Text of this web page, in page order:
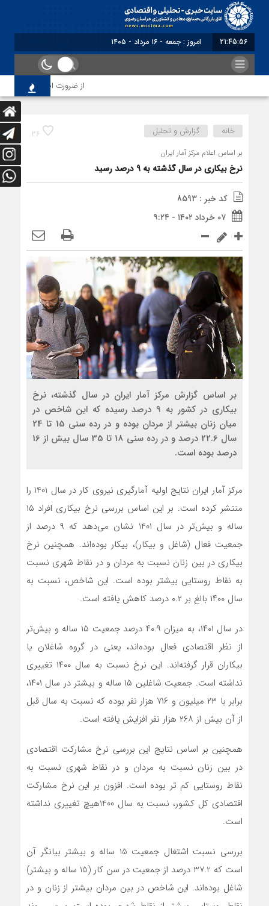
21:45:57 امروز : جمعه - ۱۶ مرداد - ۱۴۰۵
از ضرورت اصلاح رویه‌های
36 خانه گزارش و تحلیل
بر اساس اعلام مرکز آمار ایران
نرخ بیکاری در سال گذشته به 9 درصد رسید
کد خبر : 8593
۰۷ خرداد ۱۴۰۲ - ۹:۲۴
بر اساس گزارش مرکز آمار ایران در سال گذشته، نرخ
بیکاری در کشور به 9 درصد رسیده که این شاخص در
میان زنان بیشتر از مردان بوده و در رده سنی 15 تا 24
سال 22.6 درصد و در رده سنی 18 تا 35 سال بیش از 16
درصد بوده است.
مرکز آمار ایران نتایج اولیه آمارگیری نیروی کار در سال 1401 را
منتشر کرده است. بر این اساس بررسی نرخ بیکاری افراد ١۵
ساله و بیش‌تر در سال 1401 نشان می‌دهد که ٩ درصد از
جمعیت فعال (شاغل و بیکار)، بیکار بوده‌اند. همچنین نرخ
بیکاری در بین زنان نسبت به مردان و در نقاط شهری نسبت
به نقاط روستایی بیشتر بوده است. این شاخص، نسبت به
سال ١۴٠٠ بالغ بر ٠.٢ درصد کاهش یافته است.
در سال ١۴٠١، به میزان ۴٠.٩ درصد جمعیت ١۵ ساله و بیش‌تر
از نظر اقتصادی فعال بوده‌اند، یعنی در گروه شاغلان یا
بیکاران قرار گرفته‌اند. این نرخ نسبت به سال ١۴٠٠ تغییری
نداشته است. جمعیت شاغلین ١۵ ساله و بیشتر در سال ١۴٠١،
برابر با ٢٣ میلیون و ٧١۶ هزار نفر بوده که نسبت به سال قبل
از آن بیش از ٢۶٨ هزار نفر افزایش یافته است.
همچنین بر اساس نتایج این بررسی نرخ مشارکت اقتصادی
در بین زنان نسبت به مردان و در نقاط شهری نسبت به
نقاط روستایی کم تر بوده است. افزون بر این نرخ مشارکت
اقتصادی کل کشور، نسبت به سال 1400هیچ تغییری نداشته
است.
بررسی نسبت اشتغال جمعیت 15 ساله و بیشتر بیانگر آن
است که 37.2 درصد از جمعیت در سن کار (15 ساله و بیشتر)
شاغل بوده‌اند. این شاخص در بین مردان بیشتر از زنان و در